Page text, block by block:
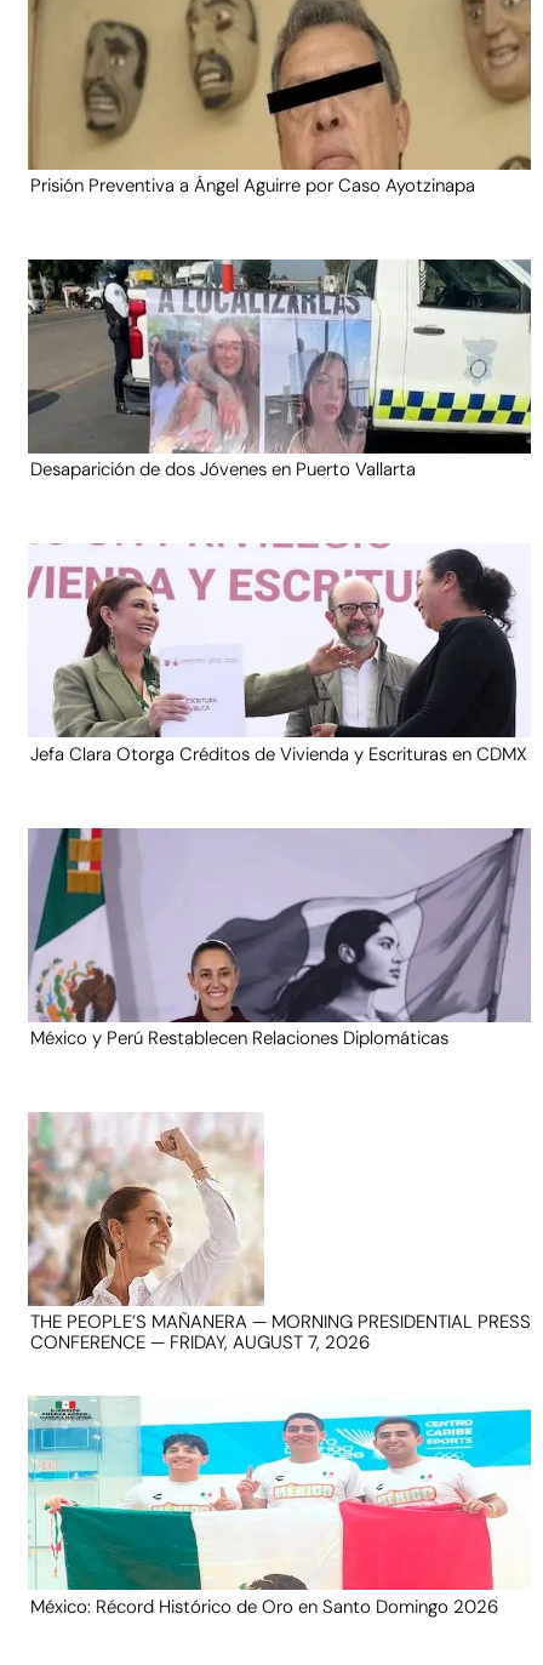
Prisión Preventiva a Ángel Aguirre por Caso Ayotzinapa
Desaparición de dos Jóvenes en Puerto Vallarta
Jefa Clara Otorga Créditos de Vivienda y Escrituras en CDMX
México y Perú Restablecen Relaciones Diplomáticas
THE PEOPLE’S MAÑANERA — MORNING PRESIDENTIAL PRESS
CONFERENCE — FRIDAY, AUGUST 7, 2026
México: Récord Histórico de Oro en Santo Domingo 2026